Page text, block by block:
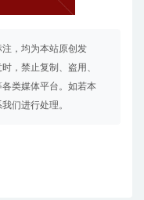
，均为本站原创发
，禁止复制、盗用、
类媒体平台。如若本
们进行处理。